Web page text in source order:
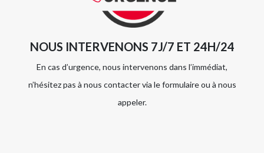
NOUS INTERVENONS 7J/7 ET 24H/24
En cas d’urgence, nous intervenons dans l’immédiat,
n’hésitez pas à nous contacter via le formulaire ou à nous
appeler.